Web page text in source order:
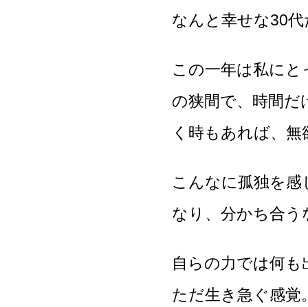
なんと幸せな30
この一年は私に
の狭間で、時間
く時もあれば、
こんなに孤独を
なり、分かち合
自らの力では何
ただ生き急ぐ感